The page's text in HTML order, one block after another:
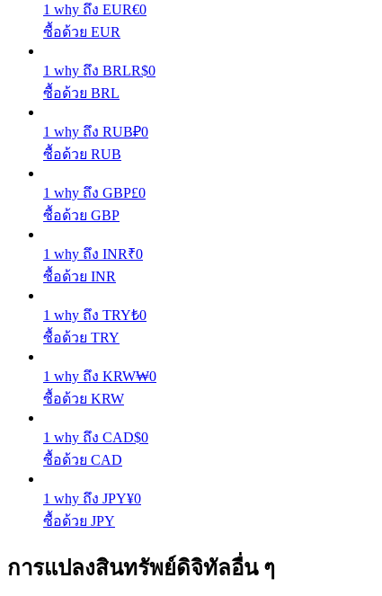
เรียนรู้วิธีการรักษาผลกำไร
พาวเวอร์พิกกี้
รับรางวัลการแข่งขันทุกวัน
1 why ถึง EUR€0
ซื้อด้วย EUR
1 why ถึง BRLR$0
ซื้อด้วย BRL
1 why ถึง RUB₽0
ซื้อด้วย RUB
1 why ถึง GBP£0
ซื้อด้วย GBP
1 why ถึง INR₹0
ซื้อด้วย INR
1 why ถึง TRY₺0
ซื้อด้วย TRY
1 why ถึง KRW₩0
ซื้อด้วย KRW
1 why ถึง CAD$0
ซื้อด้วย CAD
1 why ถึง JPY¥0
ซื้อด้วย JPY
การแปลงสินทรัพย์ดิจิทัลอื่น ๆ